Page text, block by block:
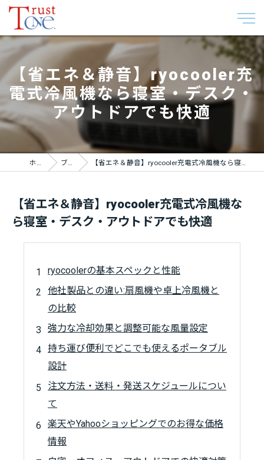
【省エネ＆静音】ryocooler充
電式冷風機なら寝室・デスク・
アウトドアでも快適
ホーム ブログ 【省エネ＆静音】ryocooler充電式冷風機なら寝室・デスク・アウトドアでも快適
【省エネ＆静音】ryocooler充電式冷風機な
ら寝室・デスク・アウトドアでも快適
ryocoolerの基本スペックと性能
他社製品との違い:扇風機や卓上冷風機と
の比較
強力な冷却効果と調整可能な風量設定
持ち運び便利でどこでも使えるポータブル
設計
注文方法・送料・発送スケジュールについ
て
楽天やYahooショッピングでのお得な価格
情報